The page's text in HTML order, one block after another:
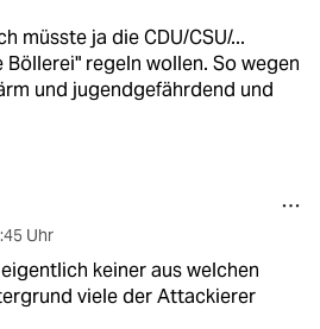
müsste ja die CDU/CSU/...
Böllerei" regeln wollen. So wegen
und jugendgefährdend und
Uhr
keiner aus welchen
viele der Attackierer